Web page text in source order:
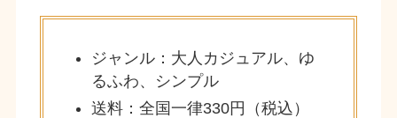
ジャンル：大人カジュアル、ゆ
るふわ、シンプル
送料：全国一律330円（税込）